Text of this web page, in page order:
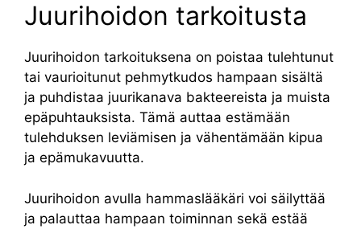
Juurihoidon tarkoitusta
Juurihoidon tarkoituksena on poistaa tulehtunut
tai vaurioitunut pehmytkudos hampaan sisältä
ja puhdistaa juurikanava bakteereista ja muista
epäpuhtauksista. Tämä auttaa estämään
tulehduksen leviämisen ja vähentämään kipua
ja epämukavuutta.
Juurihoidon avulla hammaslääkäri voi säilyttää
ja palauttaa hampaan toiminnan sekä estää